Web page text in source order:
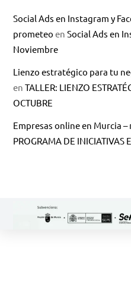
Social Ads en Instagram y
prometeo enSocial Ads en
Noviembre
Lienzo estratégico para tu
enTALLER: LIENZO
OCTUBRE
Empresas online en Murcia
PROGRAMA DE INICIATIVAS